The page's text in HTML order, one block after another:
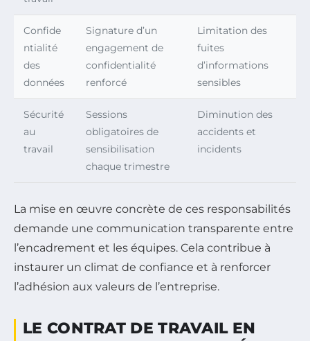
Confide
ntialité
des
données
Signature d’un
engagement de
confidentialité
renforcé
Limitation des
fuites
d’informations
sensibles
Sécurité
au
travail
Sessions
obligatoires de
sensibilisation
chaque trimestre
Diminution des
accidents et
incidents
La mise en œuvre concrète de ces responsabilités
demande une communication transparente entre
l’encadrement et les équipes. Cela contribue à
instaurer un climat de confiance et à renforcer
l’adhésion aux valeurs de l’entreprise.
LE CONTRAT DE TRAVAIL EN